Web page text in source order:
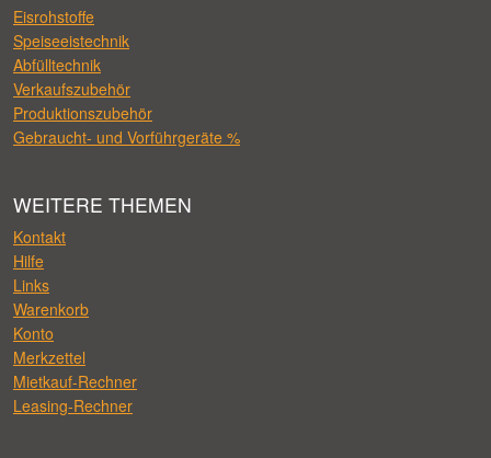
Eisrohstoffe
Speiseeistechnik
Abfülltechnik
Verkaufszubehör
Produktionszubehör
Gebraucht- und Vorführgeräte %
WEITERE THEMEN
Kontakt
Hilfe
Links
Warenkorb
Konto
Merkzettel
Mietkauf-Rechner
Leasing-Rechner